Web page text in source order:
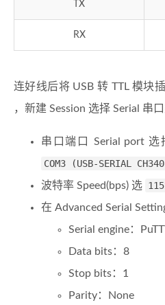
TX
RX
连好线后将 USB 转 TTL 模块
，新建 Session 选择 Serial 串口
串口端口 Serial port
COM3 (USB-SERIAL
波特率 Speed(bps) 选
在 Advanced Serial
Serial engine：
Data bits：8
Stop bits：1
Parity：None